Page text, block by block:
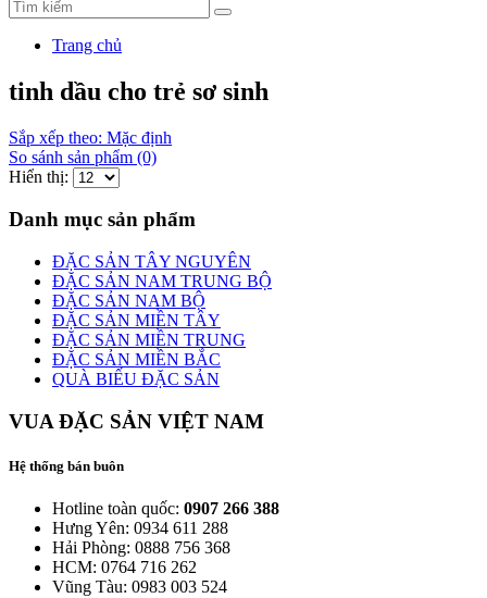
Trang chủ
tinh dầu cho trẻ sơ sinh
Sắp xếp theo: Mặc định
So sánh sản phẩm (0)
Hiển thị:
Danh mục sản phẩm
ĐẶC SẢN TÂY NGUYÊN
ĐẶC SẢN NAM TRUNG BỘ
ĐẶC SẢN NAM BỘ
ĐẶC SẢN MIỀN TÂY
ĐẶC SẢN MIỀN TRUNG
ĐẶC SẢN MIỀN BẮC
QUÀ BIẾU ĐẶC SẢN
VUA ĐẶC SẢN VIỆT NAM
Hệ thống bán buôn
Hotline toàn quốc: 0907 266 388
Hưng Yên: 0934 611 288
Hải Phòng: 0888 756 368
HCM: 0764 716 262
Vũng Tàu: 0983 003 524